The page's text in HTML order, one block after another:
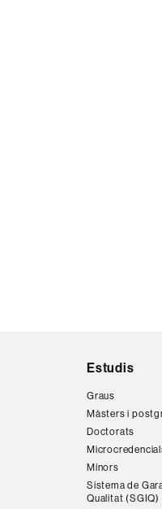
Estudis
Graus
Màsters i
Doctorats
Mínors
Sistema de
Qualitat (SGIQ)